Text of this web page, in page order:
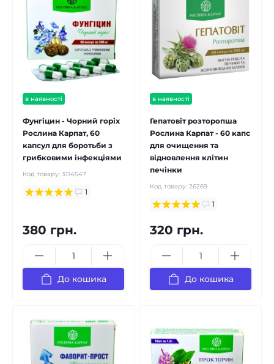
в наявності
Фунгіцин - Чорний горіх
Рослина Карпат, 60
капсул для боротьби з
грибковими інфекціями
Код товару: 3114547
1
380 грн.
До кошика
в наявності
Гепатовіт розторопша
Рослина Карпат - 60 капс
для очищення та
відновлення клітин
печінки
Код товару: 26269
1
320 грн.
До кошика